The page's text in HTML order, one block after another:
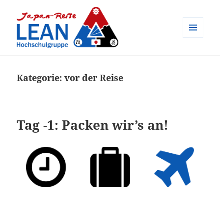
Hochschulgruppe e.V.
Kategorie:vor der Reise
Tag -1: Packen wir’s an!